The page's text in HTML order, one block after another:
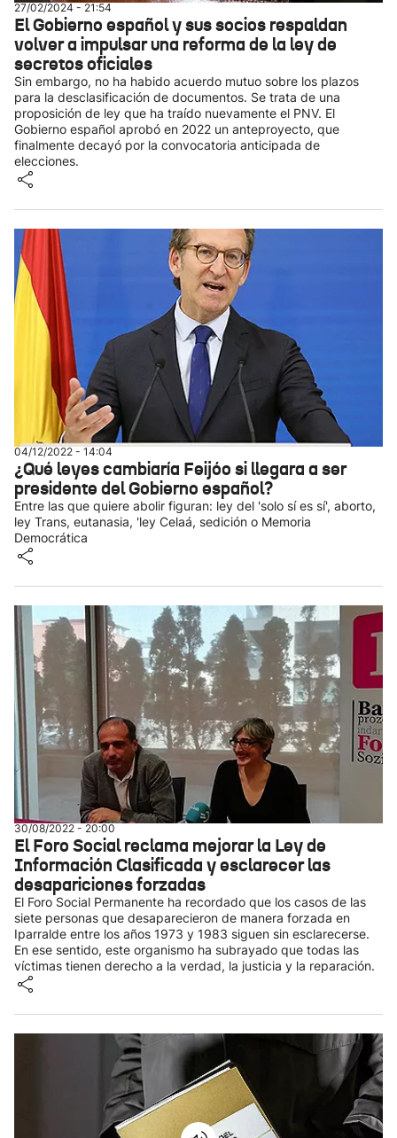
27/02/2024 - 21:54
El Gobierno español y sus socios respaldan
volver a impulsar una reforma de la ley de
secretos oficiales
Sin embargo, no ha habido acuerdo mutuo sobre los plazos
para la desclasificación de documentos. Se trata de una
proposición de ley que ha traído nuevamente el PNV. El
Gobierno español aprobó en 2022 un anteproyecto, que
finalmente decayó por la convocatoria anticipada de
elecciones.
04/12/2022 - 14:04
¿Qué leyes cambiaría Feijóo si llegara a ser
presidente del Gobierno español?
Entre las que quiere abolir figuran: ley del 'solo sí es sí', aborto,
ley Trans, eutanasia, 'ley Celaá, sedición o Memoria
Democrática
30/08/2022 - 20:00
El Foro Social reclama mejorar la Ley de
Información Clasificada y esclarecer las
desapariciones forzadas
El Foro Social Permanente ha recordado que los casos de las
siete personas que desaparecieron de manera forzada en
Iparralde entre los años 1973 y 1983 siguen sin esclarecerse.
En ese sentido, este organismo ha subrayado que todas las
víctimas tienen derecho a la verdad, la justicia y la reparación.